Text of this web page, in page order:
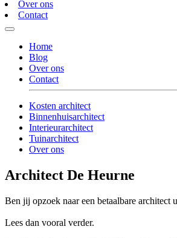
Over ons
Contact
Home
Blog
Over ons
Contact
Kosten architect
Binnenhuisarchitect
Interieurarchitect
Tuinarchitect
Over ons
Architect De Heurne
Ben jij opzoek naar een betaalbare
Lees dan vooral verder.